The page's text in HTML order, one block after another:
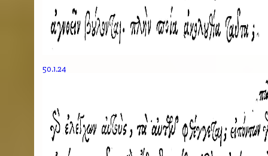
50.1.24